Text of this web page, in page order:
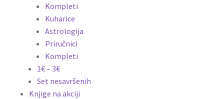
Kompleti
Kuharice
Astrologija
Priručnici
Kompleti
1€ – 3€
Set nesavršenih
Knjige na akciji